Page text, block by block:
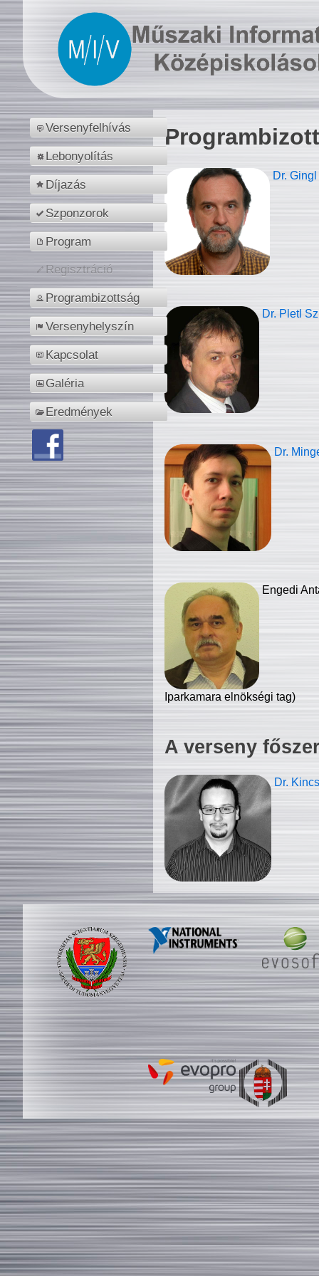
Versenyfelhívás
Lebonyolítás
Díjazás
Szponzorok
Program
Regisztráció
Programbizottság
Versenyhelyszín
Kapcsolat
Galéria
Eredmények
Dr.
Dr. Pletl
Dr.
Engedi
Iparkamara elnökségi tag)
A verseny
Dr.